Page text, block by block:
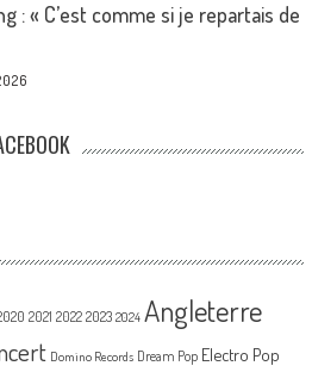
: « C’est comme si je repartais de
2021 2022 2023 2024 Angleterre
Domino Records Dream Pop Electro Pop